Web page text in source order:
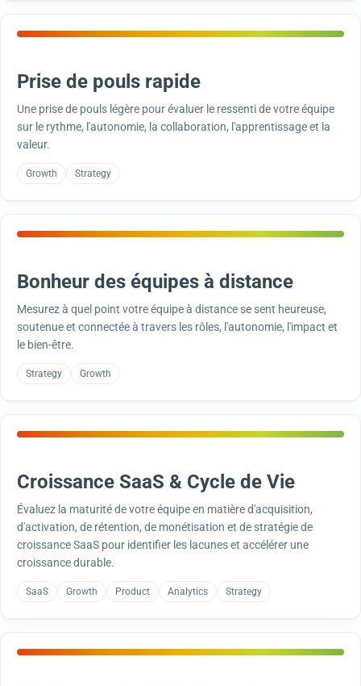
Prise de pouls rapide
Une prise de pouls légère pour évaluer le ressenti de votre équipe
sur le rythme, l'autonomie, la collaboration, l'apprentissage et la
valeur.
Growth Strategy
Bonheur des équipes à distance
Mesurez à quel point votre équipe à distance se sent heureuse,
soutenue et connectée à travers les rôles, l'autonomie, l'impact et
le bien-être.
Strategy Growth
Croissance SaaS & Cycle de Vie
Évaluez la maturité de votre équipe en matière d'acquisition,
d'activation, de rétention, de monétisation et de stratégie de
croissance SaaS pour identifier les lacunes et accélérer une
croissance durable.
SaaS Growth Product Analytics Strategy